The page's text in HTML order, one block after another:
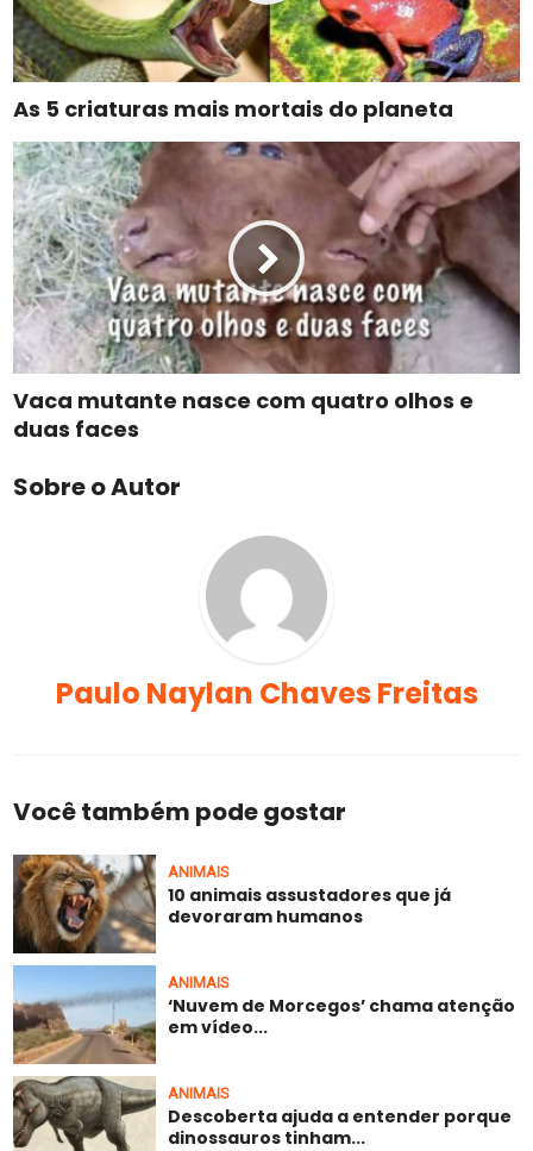
As 5 criaturas mais mortais do planeta
Vaca mutante nasce com quatro olhos e
duas faces
Sobre o Autor
Paulo Naylan Chaves Freitas
Você também pode gostar
ANIMAIS
10 animais assustadores que já
devoraram humanos
ANIMAIS
‘Nuvem de Morcegos’ chama atenção
em vídeo...
ANIMAIS
Descoberta ajuda a entender porque
dinossauros tinham...